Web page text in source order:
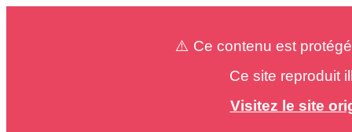
⚠️ Ce contenu est
Ce site reproduit
Visitez le site